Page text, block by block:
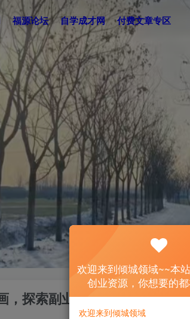
福源论坛 自学成才网 付费文章专区
，探索副业赚钱机会，手把手
欢迎来到倾城领域~~本
创业资源，你想要的
欢迎来到倾城领域